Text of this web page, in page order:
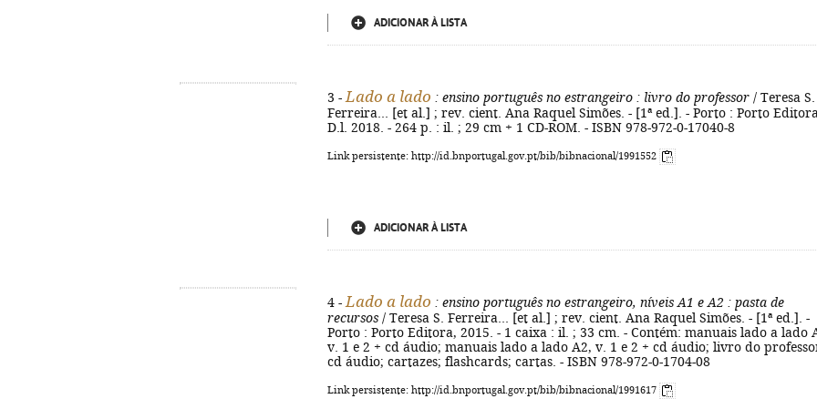
ADICIONAR À LISTA
3 - Lado a lado : ensino português no estrangeiro : livro do professor / Teresa S.
Ferreira... [et al.] ; rev. cient. Ana Raquel Simões. - [1ª ed.]. - Porto : Porto
D.l. 2018. - 264 p. : il. ; 29 cm + 1 CD-ROM. - ISBN 978-972-0-17040-8
Link persistente: http://id.bnportugal.gov.pt/bib/bibnacional/1991552
ADICIONAR À LISTA
4 - Lado a lado : ensino português no estrangeiro, níveis A1 e A2 : pasta de
recursos / Teresa S. Ferreira... [et al.] ; rev. cient. Ana Raquel Simões. - [1ª ed.]. -
Porto : Porto Editora, 2015. - 1 caixa : il. ; 33 cm. - Contém: manuais lado a lado
v. 1 e 2 + cd áudio; manuais lado a lado A2, v. 1 e 2 + cd áudio; livro do
cd áudio; cartazes; flashcards; cartas. - ISBN 978-972-0-1704-08
Link persistente: http://id.bnportugal.gov.pt/bib/bibnacional/1991617